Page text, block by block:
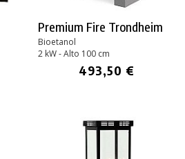
Premium Fire Trondheim
Bioetanol
2 kW - Alto 100 cm
493,50 €